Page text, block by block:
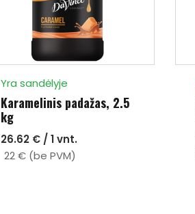
Yra sandėlyje
Karamelinis padažas, 2.5
kg
26.62 € / 1 vnt.
22 € (be PVM)